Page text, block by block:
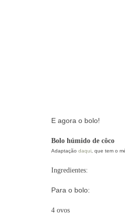
E agora o bolo!
Bolo húmido de côco
Adaptação daqui , que tem o
Ingredientes:
Para o bolo:
4 ovos